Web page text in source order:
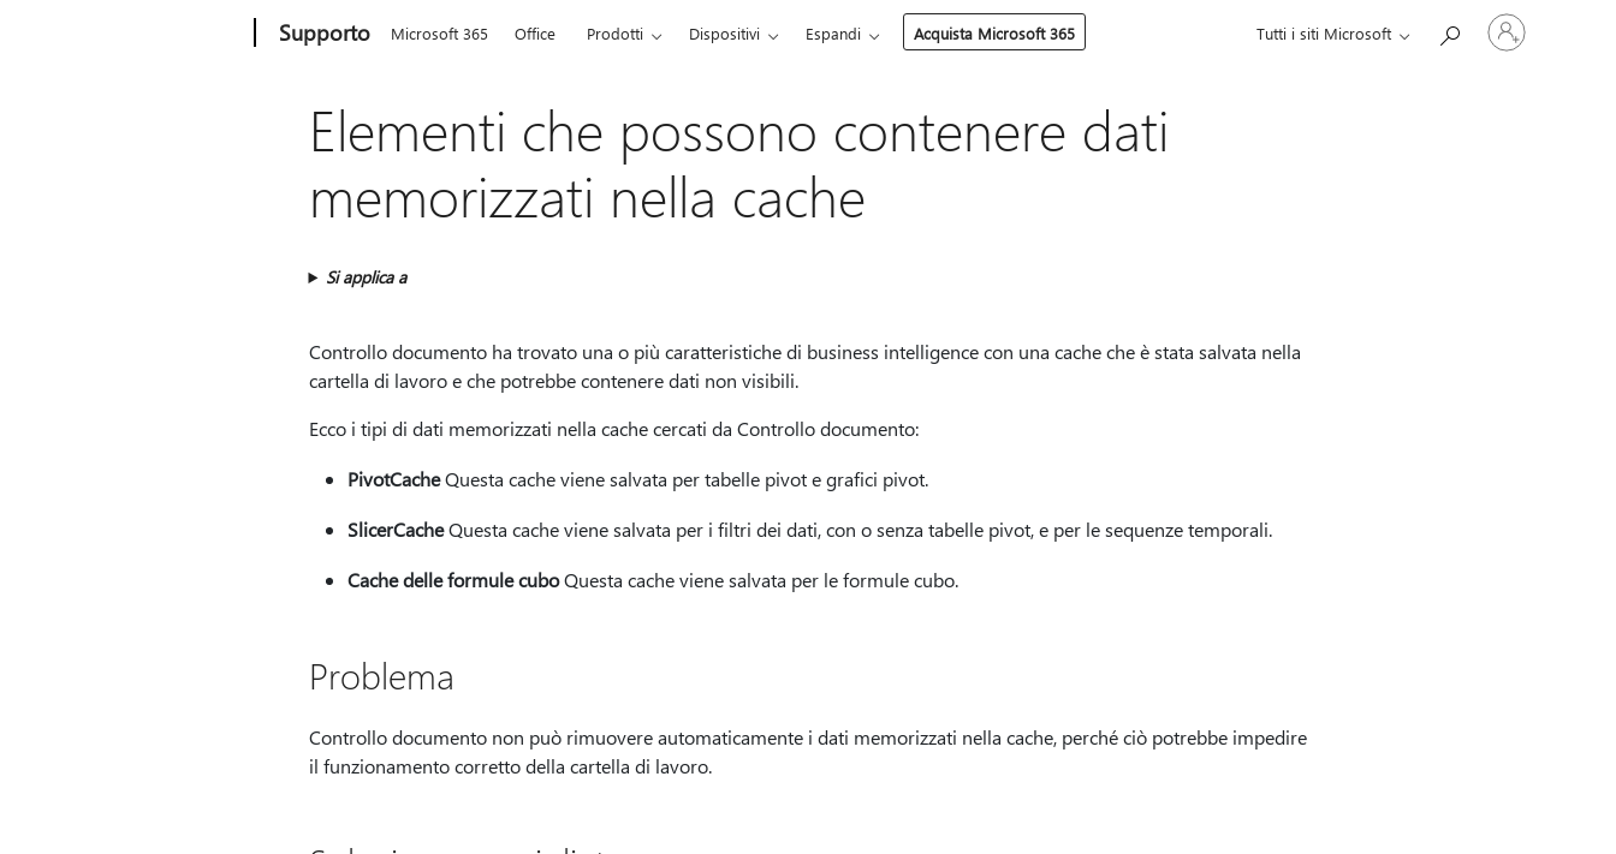
Supporto Microsoft 365 Office Prodotti Dispositivi Espandi Acquista Microsoft 365 Tutti i siti Microsoft
Accedi
con
Elementi che possono contenere dati
memorizzati nella cache
Si applica a
Controllo documento ha trovato una o più caratteristiche di business intelligence con una cache che è stata salvata nella
cartella di lavoro e che potrebbe contenere dati non visibili.
Ecco i tipi di dati memorizzati nella cache cercati da Controllo documento:
PivotCacheQuesta cache viene salvata per tabelle pivot e grafici pivot.
SlicerCacheQuesta cache viene salvata per i filtri dei dati, con o senza tabelle pivot, e per le sequenze temporali.
Cache delle formule cuboQuesta cache viene salvata per le formule cubo.
Problema
Controllo documento non può rimuovere automaticamente i dati memorizzati nella cache, perché ciò potrebbe impedire
il funzionamento corretto della cartella di lavoro.